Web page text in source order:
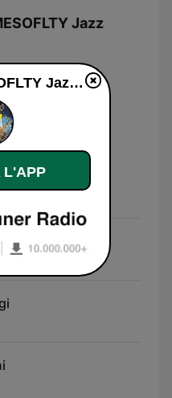
Jazz
notizie!
CHILLINGMESOFLTY Jazz Radio diretta
L'APP